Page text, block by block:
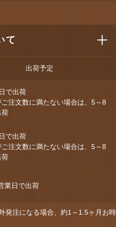
て
出荷予定
で出荷
注文数に満たない場合は、5～8
荷
で出荷
注文数に満たない場合は、5～8
荷
業日で出荷
発注になる場合、約1～1.5ヶ月お時